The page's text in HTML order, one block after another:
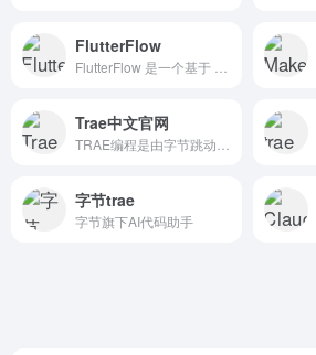
FlutterFlow
Trae中文官网
字节trae
字节旗下AI代码助手